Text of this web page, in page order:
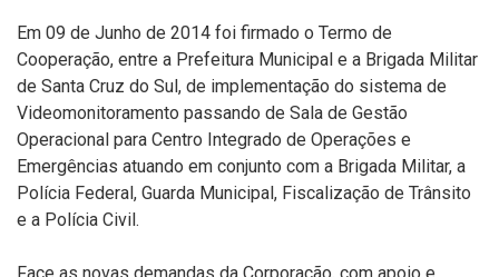
Em 09 de Junho de 2014 foi firmado o Termo de
Cooperação, entre a Prefeitura Municipal e a Brigada Militar
de Santa Cruz do Sul, de implementação do sistema de
Videomonitoramento passando de Sala de Gestão
Operacional para Centro Integrado de Operações e
Emergências atuando em conjunto com a Brigada Militar, a
Polícia Federal, Guarda Municipal, Fiscalização de Trânsito
e a Polícia Civil.